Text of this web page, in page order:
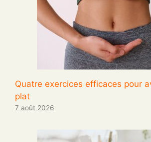
Quatre exercices efficaces pour
plat
7 août 2026